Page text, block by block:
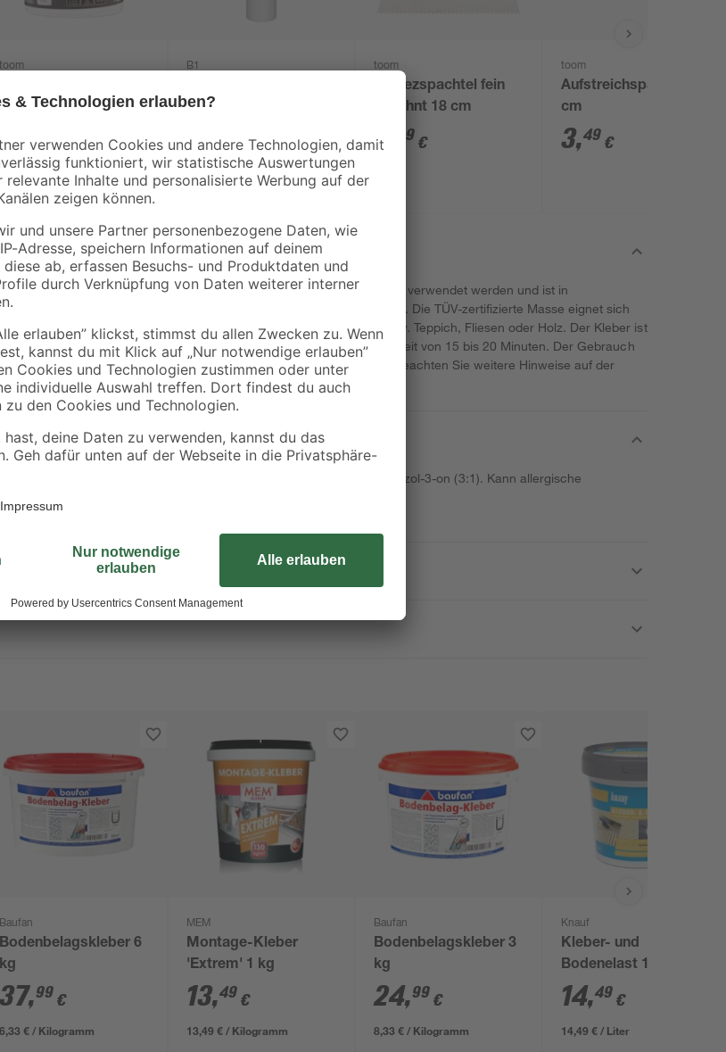
toom
11, €
11,09 € / Kilogramm
B1
1, 99 €
7,11 € / Liter
toom
Trapezspachtel fein
gezahnt 18 cm
4 99 €
toom
Aufstreichspachtel 18
cm
3,49 €
Dieser Universal-Kleber von toom kann vielseitig verwendet werden und ist in
unterschiedlichen Verpackungsgrößen erhältlich. Die TÜV-zertifizierte Masse eignet sich
optimal zum Verkleben von Bodenbelägen, bspw. Teppich, Fliesen oder Holz. Der Kleber ist
leicht zu verarbeiten und erfordert eine Verlegezeit von 15 bis 20 Minuten. Der Gebrauch
ist nur für den Innenbereich vorgesehen. Bitte beachten Sie weitere Hinweise auf der
Verpackung.
aus 5-Chlor-2-methyl-4-isothiazolin-3-on und 2-Methyl- 2H-isothiazol-3-on (3:1). Kann allergische
Baufan
Bodenbelagskleber 6
kg
37,99 €
6,33 € / Kilogramm
MEM
Montage-Kleber
'Extrem' 1 kg
13,49 €
13,49 € / Kilogramm
Baufan
Bodenbelagskleber 3
kg
24,99 €
8,33 € / Kilogramm
Knauf
Kleber- und
Bodenelast 1000 ml
14,49 €
14,49 € / Liter